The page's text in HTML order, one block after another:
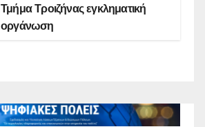
Τμήμα Τροιζήνας εγκληματική
οργάνωση